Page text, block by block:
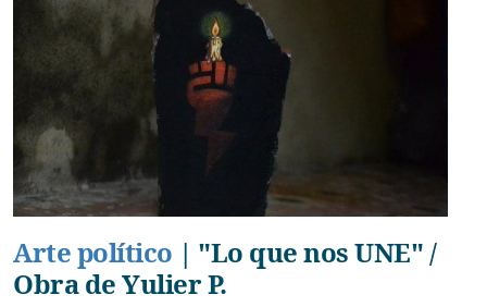
Arte político | "Lo que nos UNE" /
Obra de Yulier P.